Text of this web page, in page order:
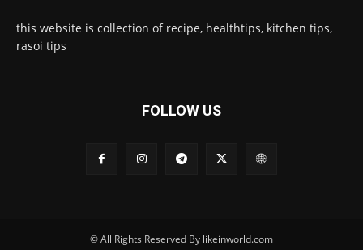
this website is collection of recipe, healthtips, kitchen tips,
rasoi tips
FOLLOW US
© All Rights Reserved By likeinworld.com